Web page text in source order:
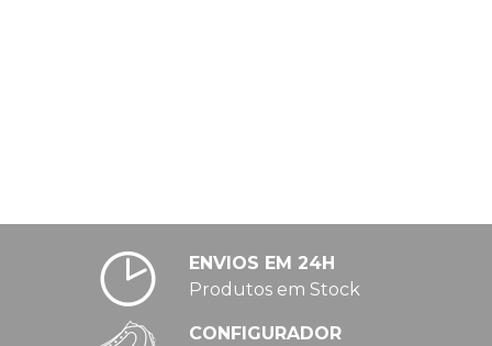
ENVIOS EM 24H
Produtos em Stock
CONFIGURADOR